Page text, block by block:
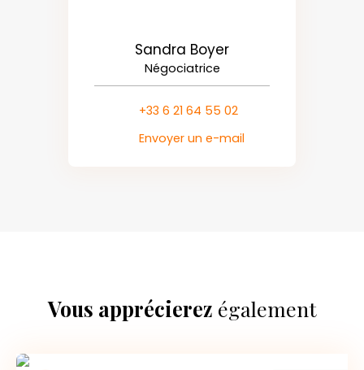
Sandra Boyer
Négociatrice
+33 6 21 64 55 02
Envoyer un e-mail
Vous apprécierez également